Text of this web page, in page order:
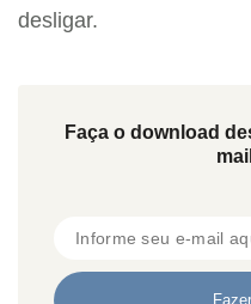
desligar.
Faça o download